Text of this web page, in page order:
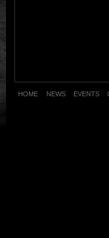
HOME NEWS EVENTS